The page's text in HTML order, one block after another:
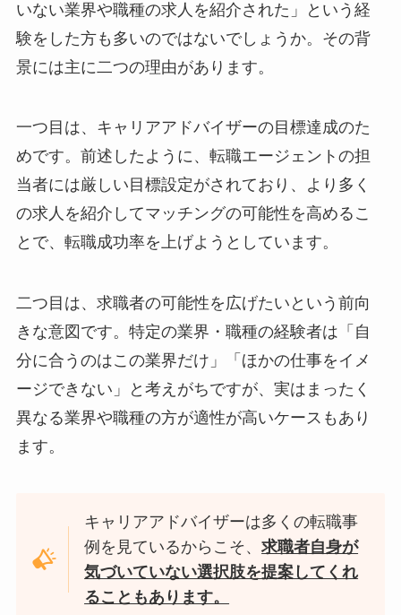
いない業界や職種の求人を紹介された」という経
験をした方も多いのではないでしょうか。その背
景には主に二つの理由があります。
一つ目は、キャリアアドバイザーの目標達成のた
めです。前述したように、転職エージェントの担
当者には厳しい目標設定がされており、より多く
の求人を紹介してマッチングの可能性を高めるこ
とで、転職成功率を上げようとしています。
二つ目は、求職者の可能性を広げたいという前向
きな意図です。特定の業界・職種の経験者は「自
分に合うのはこの業界だけ」「ほかの仕事をイメ
ージできない」と考えがちですが、実はまったく
異なる業界や職種の方が適性が高いケースもあり
ます。
キャリアアドバイザーは多くの転職事
例を見ているからこそ、求職者自身が
気づいていない選択肢を提案してくれ
ることもあります。